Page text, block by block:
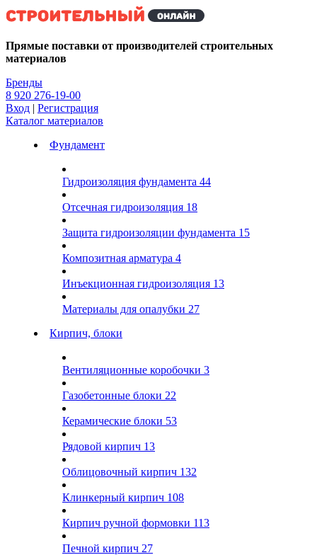
Kg
Прямые поставки от производителей строительных
материалов
Бренды
8 920 276-19-00
Вход | Регистрация
Каталог материалов
Фундамент
Гидроизоляция фундамента 44
Отсечная гидроизоляция 18
Защита гидроизоляции фундамента 15
Композитная арматура 4
Инъекционная гидроизоляция 13
Материалы для опалубки 27
Кирпич, блоки
Вентиляционные коробочки 3
Газобетонные блоки 22
Керамические блоки 53
Рядовой кирпич 13
Облицовочный кирпич 132
Клинкерный кирпич 108
Кирпич ручной формовки 113
Печной кирпич 27